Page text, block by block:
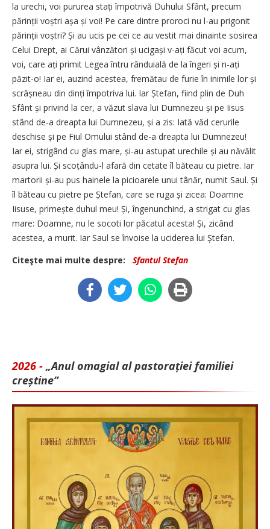
la urechi, voi pururea stați împotrivă Duhului Sfânt, precum
părinții voștri așa și voi! Pe care dintre proroci nu l-au prigonit
părinții voștri? Și au ucis pe cei ce au vestit mai dinainte sosirea
Celui Drept, ai Cărui vânzători și ucigași v-ați făcut voi acum,
voi, care ați primit Legea întru rânduială de la îngeri și n-ați
păzit-o! Iar ei, auzind acestea, fremătau de furie în inimile lor și
scrâșneau din dinți împotriva lui. Iar Ștefan, fiind plin de Duh
Sfânt și privind la cer, a văzut slava lui Dumnezeu și pe Iisus
stând de-a dreapta lui Dumnezeu, și a zis: Iată văd cerurile
deschise și pe Fiul Omului stând de-a dreapta lui Dumnezeu!
Iar ei, strigând cu glas mare, și-au astupat urechile și au năvălit
asupra lui. Și scoțându-l afară din cetate îl băteau cu pietre. Iar
martorii și-au pus hainele la picioarele unui tânăr, numit Saul. Și
îl băteau cu pietre pe Ștefan, care se ruga și zicea: Doamne
Iisuse, primește duhul meu! Și, îngenunchind, a strigat cu glas
mare: Doamne, nu le socoti lor păcatul acesta! Și, zicând
acestea, a murit. Iar Saul se învoise la uciderea lui Ștefan.
Citeşte mai multe despre:
Sfantul Stefan
2026 - „Anul omagial al pastorației familiei
creștine”